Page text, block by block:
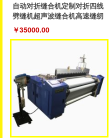
自动对折缝合机定制对折四线
劈缝机超声波缝合机高速缝纫
鞋服机
￥35000.00